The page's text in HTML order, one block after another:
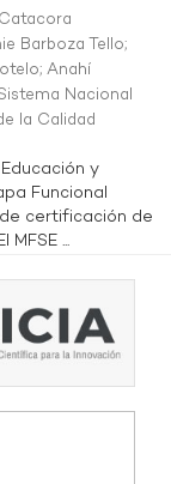
Barboza Tello;
; Anahí
Nacional
la Calidad
y
Funcional
certificación de
...